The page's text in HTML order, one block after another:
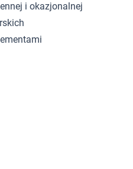
i okazjonalnej